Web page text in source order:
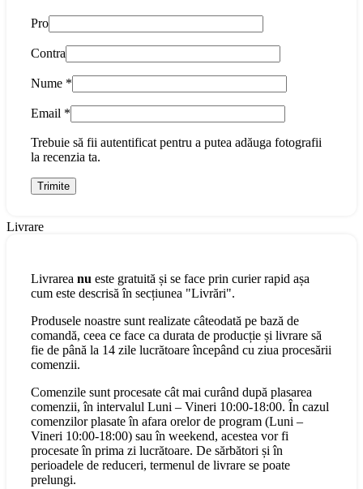
Pro
Contra
Nume *
Email *
Trebuie să fii autentificat pentru a putea adăuga fotografii
la recenzia ta.
Livrare
Livrarea nu este gratuită și se face prin curier rapid așa
cum este descrisă în secțiunea "Livrări".
Produsele noastre sunt realizate câteodată pe bază de
comandă, ceea ce face ca durata de producție și livrare să
fie de până la 14 zile lucrătoare începând cu ziua procesării
comenzii.
Comenzile sunt procesate cât mai curând după plasarea
comenzii, în intervalul Luni – Vineri 10:00-18:00. În cazul
comenzilor plasate în afara orelor de program (Luni –
Vineri 10:00-18:00) sau în weekend, acestea vor fi
procesate în prima zi lucrătoare. De sărbători și în
perioadele de reduceri, termenul de livrare se poate
prelungi.